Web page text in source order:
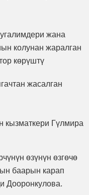
жана
колунан жаралган
көрүштү
жасалган
кызматкери Гүлмира
өзүнүн өзгөчө
баарын карап
Дооронкулова.